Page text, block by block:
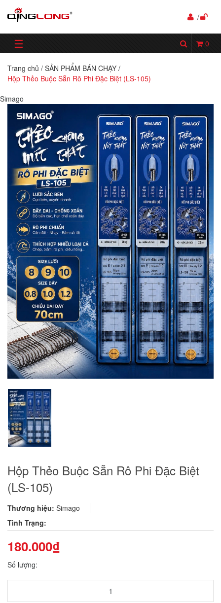
/
☰ 0
Trang chủ / SẢN PHẨM BÁN CHẠY /
Hộp Thẻo Buộc Sẵn Rô Phi Đặc Biệt (LS-105)
Simago
Hộp Thẻo Buộc Sẵn Rô Phi Đặc Biệt
(LS-105)
Thương hiệu: Simago
Tình Trạng:
180.000₫
Số lượng: